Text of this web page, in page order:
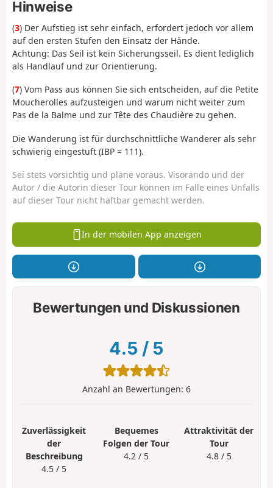
Hinweise
(3) Der Aufstieg ist sehr einfach, erfordert jedoch vor allem
auf den ersten Stufen den Einsatz der Hände.
Achtung: Das Seil ist kein Sicherungsseil. Es dient lediglich
als Handlauf und zur Orientierung.
(7) Vom Pass aus können Sie sich entscheiden, auf die Petite
Moucherolles aufzusteigen und warum nicht weiter zum
Pas de la Balme und zur Tête des Chaudière zu gehen.
Die Wanderung ist für durchschnittliche Wanderer als sehr
schwierig eingestuft (IBP = 111).
Sei stets vorsichtig und plane voraus. Visorando und der
Autor / die Autorin dieser Tour können im Falle eines Unfalls
auf dieser Tour nicht haftbar gemacht werden.
In der mobilen App anzeigen
Bewertungen und Diskussionen
4.5 / 5
Anzahl an Bewertungen: 6
Zuverlässigkeit
der
Beschreibung
4.5 / 5
Bequemes
Folgen der Tour
4.2 / 5
Attraktivität der
Tour
4.8 / 5